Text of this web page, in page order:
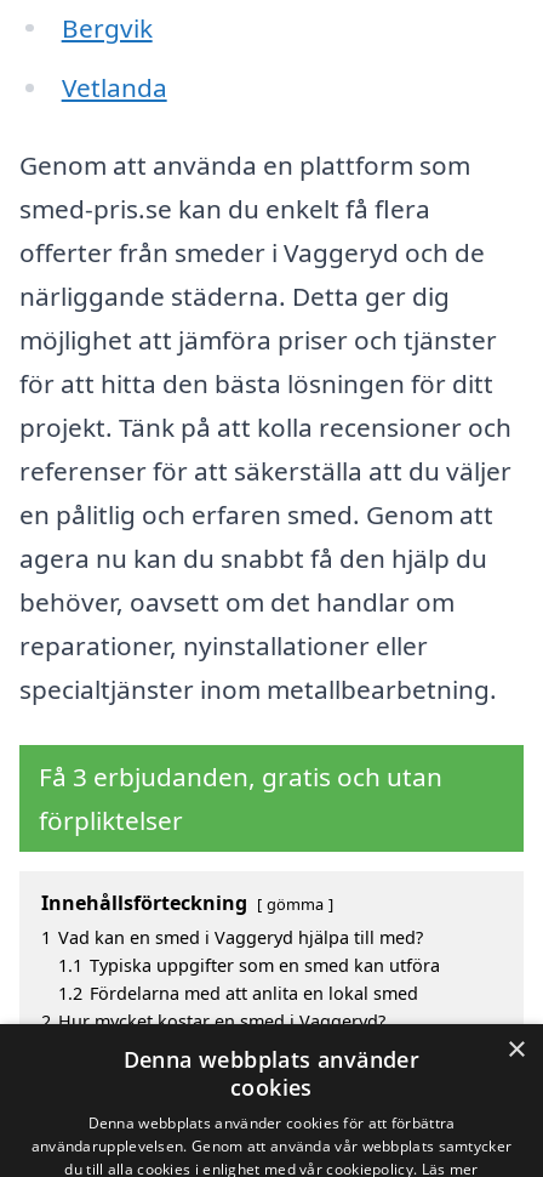
Bergvik
Vetlanda
Genom att använda en plattform som
smed-pris.se kan du enkelt få flera
offerter från smeder i Vaggeryd och de
närliggande städerna. Detta ger dig
möjlighet att jämföra priser och tjänster
för att hitta den bästa lösningen för ditt
projekt. Tänk på att kolla recensioner och
referenser för att säkerställa att du väljer
en pålitlig och erfaren smed. Genom att
agera nu kan du snabbt få den hjälp du
behöver, oavsett om det handlar om
reparationer, nyinstallationer eller
specialtjänster inom metallbearbetning.
Få 3 erbjudanden, gratis och utan
förpliktelser
Innehållsförteckning gömma
1 Vad kan en smed i Vaggeryd hjälpa till med?
1.1 Typiska uppgifter som en smed kan utföra
1.2 Fördelarna med att anlita en lokal smed
2 Hur mycket kostar en smed i Vaggeryd?
Fördelar med att välja smed i Vaggeryd
Sök efter en skicklig smed i de omgivande städerna
×
Denna webbplats använder
cookies
Denna webbplats använder cookies för att förbättra
användarupplevelsen. Genom att använda vår webbplats samtycker
du till alla cookies i enlighet med vår cookiepolicy. Läs mer